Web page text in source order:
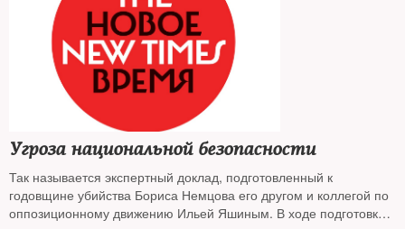
Угроза национальной безопасности
Так называется экспертный доклад, подготовленный к
годовщине убийства Бориса Немцова его другом и коллегой по
оппозиционному движению Ильей Яшиным. В ходе подготовки